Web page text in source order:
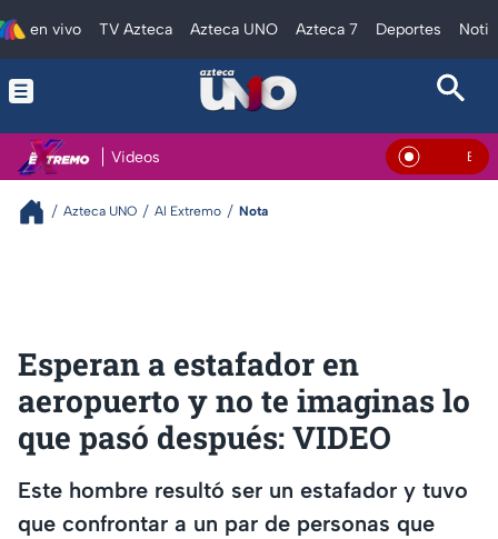
en vivo TV Azteca Azteca UNO Azteca 7 Deportes
Videos En Vivo
Azteca UNO Al Extremo Nota
Esperan a estafador en
aeropuerto y no te imaginas lo
que pasó después: VIDEO
Este hombre resultó ser un estafador y tuvo
que confrontar a un par de personas que